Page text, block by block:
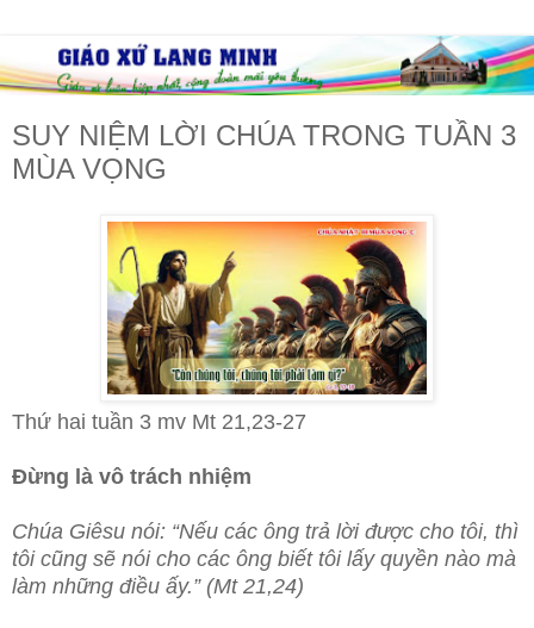
SUY NIỆM LỜI CHÚA TRONG TUẦN 3
MÙA VỌNG
Thứ hai tuần 3 mv Mt 21,23-27
Đừng là vô trách nhiệm
Chúa Giêsu nói: “Nếu các ông trả lời được cho tôi, thì
tôi cũng sẽ nói cho các ông biết tôi lấy quyền nào mà
làm những điều ấy.” (Mt 21,24)